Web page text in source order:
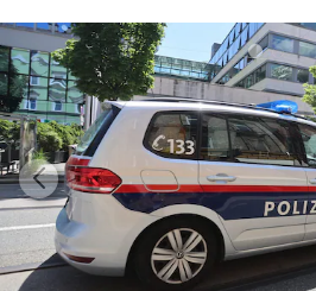
bookmark
search
Suchbegriff
eingeben
© Krone Multimedia GmbH & Co KG
Muthgasse 2, 1190 Wien